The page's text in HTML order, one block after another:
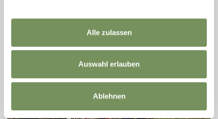
Alle zulassen
Auswahl erlauben
Ablehnen